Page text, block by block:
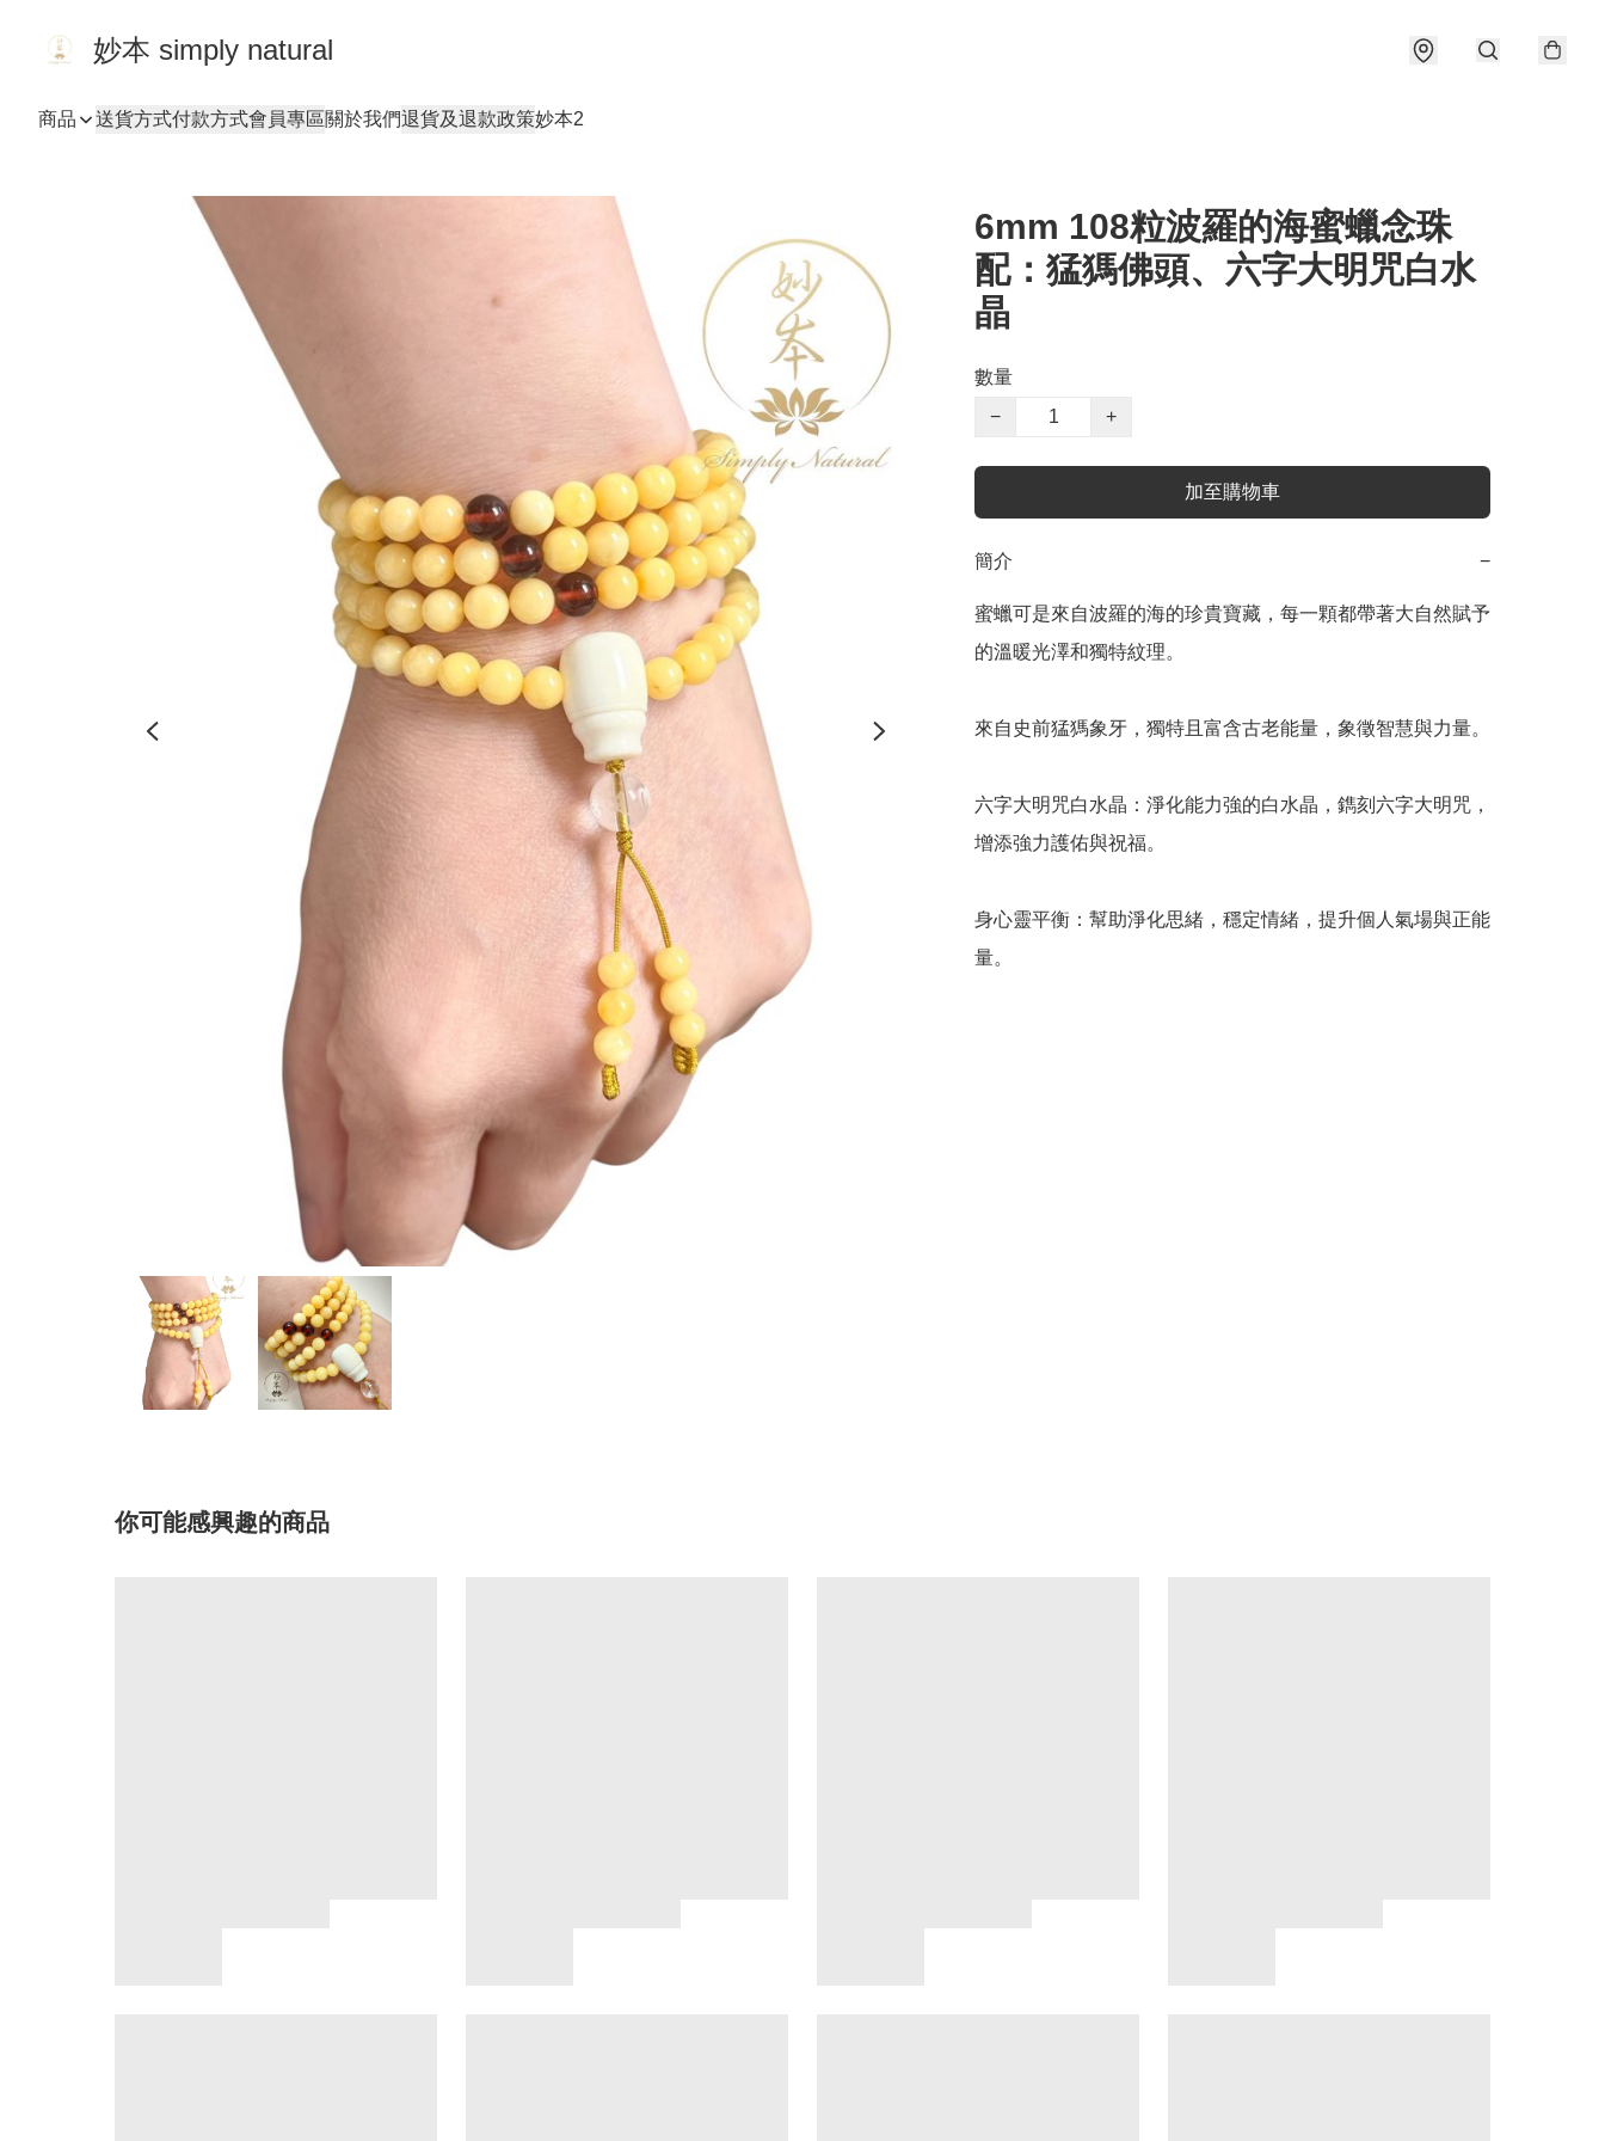
妙本 simply natural
商品 送貨方式付款方式會員專區關於我們退貨及退款政策妙本2
6mm 108粒波羅的海蜜蠟念珠
配：猛獁佛頭、六字大明咒白水
晶
數量
−
+
加至購物車
簡介 −
蜜蠟可是來自波羅的海的珍貴寶藏，每一顆都帶著大自然賦予
的溫暖光澤和獨特紋理。
來自史前猛獁象牙，獨特且富含古老能量，象徵智慧與力量。
六字大明咒白水晶：淨化能力強的白水晶，鐫刻六字大明咒，
增添強力護佑與祝福。
身心靈平衡：幫助淨化思緒，穩定情緒，提升個人氣場與正能
量。
你可能感興趣的商品